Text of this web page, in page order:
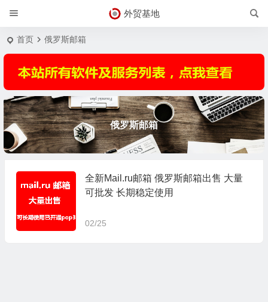
外贸基地
首页 俄罗斯邮箱
俄罗斯邮箱
全新Mail.ru邮箱 俄罗斯邮箱出售 大量
可批发 长期稳定使用
02/25